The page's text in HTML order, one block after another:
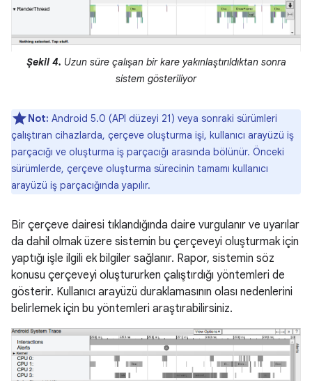
Şekil 4. Uzun süre çalışan bir kare yakınlaştırıldıktan sonra
sistem gösteriliyor
Not: Android 5.0 (API düzeyi 21) veya sonraki sürümleri
çalıştıran cihazlarda, çerçeve oluşturma işi, kullanıcı arayüzü iş
parçacığı ve oluşturma iş parçacığı arasında bölünür. Önceki
sürümlerde, çerçeve oluşturma sürecinin tamamı kullanıcı
arayüzü iş parçacığında yapılır.
Bir çerçeve dairesi tıklandığında daire vurgulanır ve uyarılar
da dahil olmak üzere sistemin bu çerçeveyi oluşturmak için
yaptığı işle ilgili ek bilgiler sağlanır. Rapor, sistemin söz
konusu çerçeveyi oluştururken çalıştırdığı yöntemleri de
gösterir. Kullanıcı arayüzü duraklamasının olası nedenlerini
belirlemek için bu yöntemleri araştırabilirsiniz.